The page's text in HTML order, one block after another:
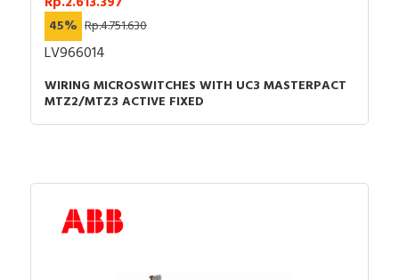
45% Rp.4.751.630
LV966014
WIRING MICROSWITCHES WITH UC3 MASTERPACT
MTZ2/MTZ3 ACTIVE FIXED